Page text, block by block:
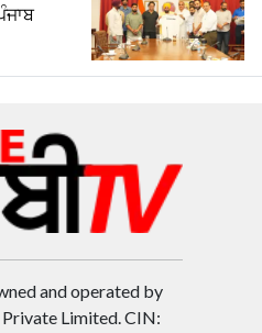
and operated by
Limited. CIN: